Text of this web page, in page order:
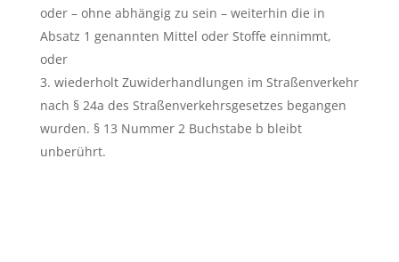
oder – ohne abhängig zu sein – weiterhin die in
Absatz 1 genannten Mittel oder Stoffe einnimmt,
oder
wiederholt Zuwiderhandlungen im Straßenverkehr
nach § 24a des Straßenverkehrsgesetzes begangen
wurden. § 13 Nummer 2 Buchstabe b bleibt
unberührt.